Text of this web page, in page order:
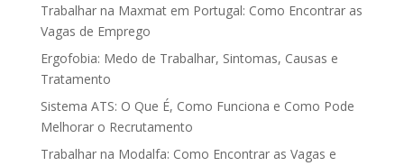
Trabalhar na Maxmat em Portugal: Como Encontrar as
Vagas de Emprego
Ergofobia: Medo de Trabalhar, Sintomas, Causas e
Tratamento
Sistema ATS: O Que É, Como Funciona e Como Pode
Melhorar o Recrutamento
Trabalhar na Modalfa: Como Encontrar as Vagas e